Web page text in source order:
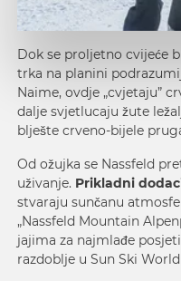
Dok se proljetno cvijeće
trka na planini
Naime, ovdje „cvjetaju”
dalje svjetlucaju žute
blješte crveno-bijele
Od ožujka se Nassfeld
uživanje. Prikladni
stvaraju sunčanu
„Nassfeld Mountain
jajima za najmlađe
razdoblje u Sun Ski